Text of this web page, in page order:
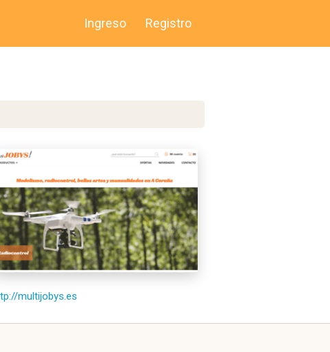
Ingreso Registro
multijobys.es